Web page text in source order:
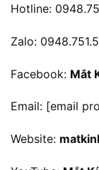
Hotline:
Zalo:
Facebook: Mắt
Email: [email
Website: